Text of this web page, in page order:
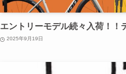
エントリーモデル続々入荷！！
2025年9月19日